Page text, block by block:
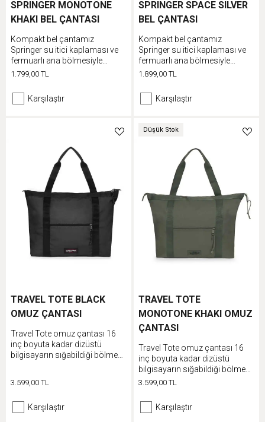
SPRINGER MONOTONE
KHAKI BEL ÇANTASI
Kompakt bel çantamız
Springer su itici kaplaması ve
fermuarlı ana bölmesiyle
eşyaların güvende olmasını
takılarak rahatlık sunan bu ürün
30 yıllık garantimizle koruma
1.799,00 TL
Karşılaştır
SPRINGER SPACE SILVER
BEL ÇANTASI
Kompakt bel çantamız
Springer su itici kaplaması ve
fermuarlı ana bölmesiyle
eşyaların güvende olmasını
takılarak rahatlık sunan bu ürün
30 yıllık garantimizle koruma
1.899,00 TL
Karşılaştır
TRAVEL TOTE BLACK
OMUZ ÇANTASI
Travel Tote omuz çantası 16
inç boyuta kadar dizüstü
bilgisayarın sığabildiği bölmesi
sonu gezileri için ideal bir
3.599,00 TL
Karşılaştır
Düşük Stok
TRAVEL TOTE
MONOTONE KHAKI OMUZ
ÇANTASI
Travel Tote omuz çantası 16
inç boyuta kadar dizüstü
bilgisayarın sığabildiği bölmesi
bulunan geniş ana bölme ile
sonu gezileri için ideal bir
üründür.
3.599,00 TL
Karşılaştır